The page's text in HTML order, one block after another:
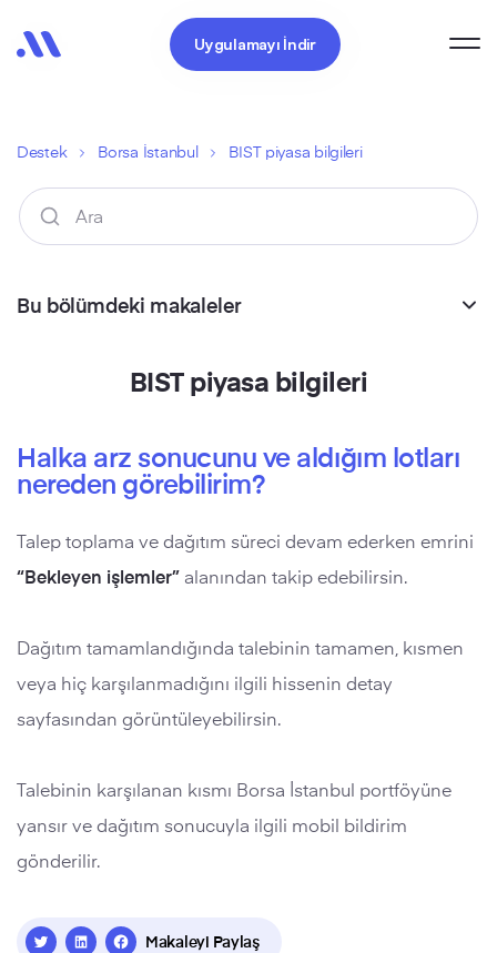
Uygulamayı İndir
Destek Borsa İstanbul BIST piyasa bilgileri
BIST piyasa bilgileri
Halka arz sonucunu ve aldığım lotları
nereden görebilirim?
Talep toplama ve dağıtım süreci devam ederken emrini
“Bekleyen işlemler” alanından takip edebilirsin.
Dağıtım tamamlandığında talebinin tamamen, kısmen
veya hiç karşılanmadığını ilgili hissenin detay
sayfasından görüntüleyebilirsin.
Talebinin karşılanan kısmı Borsa İstanbul portföyüne
yansır ve dağıtım sonucuyla ilgili mobil bildirim
gönderilir.
Makaleyi Paylaş
Bu bölümdeki makaleler